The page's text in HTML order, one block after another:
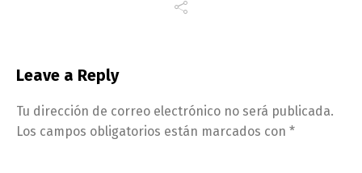
Leave a Reply
Tu dirección de correo electrónico no será publicada.
Los campos obligatorios están marcados con *